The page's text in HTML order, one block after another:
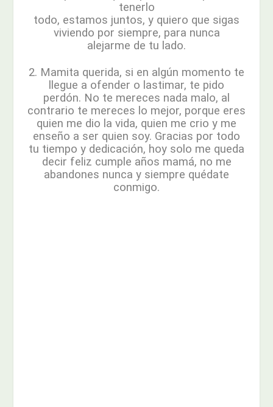
tenerlo
todo, estamos juntos, y quiero que sigas
viviendo por siempre, para nunca
alejarme de tu lado.
2. Mamita querida, si en algún momento te
llegue a ofender o lastimar, te pido
perdón. No te mereces nada malo, al
contrario te mereces lo mejor, porque eres
quien me dio la vida, quien me crio y me
enseño a ser quien soy. Gracias por todo
tu tiempo y dedicación, hoy solo me queda
decir feliz cumple años mamá, no me
abandones nunca y siempre quédate
conmigo.